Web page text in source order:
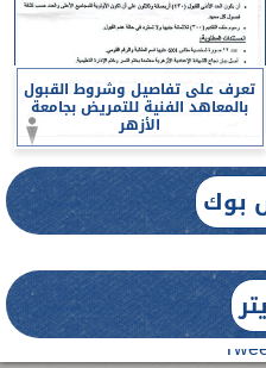
تعرف على تفاصيل وشروط القبول
بالمعاهد الفنية للتمريض بجامعة
الأزهر
بوك